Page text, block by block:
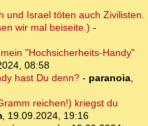
und Israel töten auch Zivilisten.
wir mal beiseite.) -
"Hochsicherheits-Handy"
08:58
hast Du denn?- paranoia,
reichen!) kriegst du
, 19.09.2024, 19:16